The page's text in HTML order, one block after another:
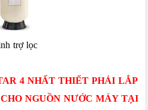
trợ lọc
4 NHẤT THIẾT PHẢI LẮP
NGUỒN NƯỚC MÁY TẠI